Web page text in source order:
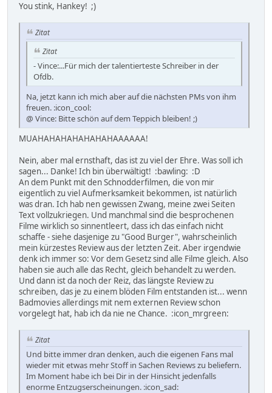
You stink, Hankey! ;)
Zitat
Zitat
- Vince:...Für mich der talentierteste Schreiber in der
Ofdb.
Na, jetzt kann ich mich aber auf die nächsten PMs von ihm
freuen. :icon_cool:
@ Vince: Bitte schön auf dem Teppich bleiben! ;)
MUAHAHAHAHAHAHAHAAAAAA!
Nein, aber mal ernsthaft, das ist zu viel der Ehre. Was soll ich
sagen... Danke! Ich bin überwältigt! :bawling: :D
An dem Punkt mit den Schnodderfilmen, die von mir
eigentlich zu viel Aufmerksamkeit bekommen, ist natürlich
was dran. Ich hab nen gewissen Zwang, meine zwei Seiten
Text vollzukriegen. Und manchmal sind die besprochenen
Filme wirklich so sinnentleert, dass ich das einfach nicht
schaffe - siehe dasjenige zu "Good Burger", wahrscheinlich
mein kürzestes Review aus der letzten Zeit. Aber irgendwie
denk ich immer so: Vor dem Gesetz sind alle Filme gleich. Also
haben sie auch alle das Recht, gleich behandelt zu werden.
Und dann ist da noch der Reiz, das längste Review zu
schreiben, das je zu einem blöden Film entstanden ist... wenn
Badmovies allerdings mit nem externen Review schon
vorgelegt hat, hab ich da nie ne Chance. :icon_mrgreen:
Zitat
Und bitte immer dran denken, auch die eigenen Fans mal
wieder mit etwas mehr Stoff in Sachen Reviews zu beliefern.
Im Moment habe ich bei Dir in der Hinsicht jedenfalls
enorme Entzugserscheinungen. :icon_sad: